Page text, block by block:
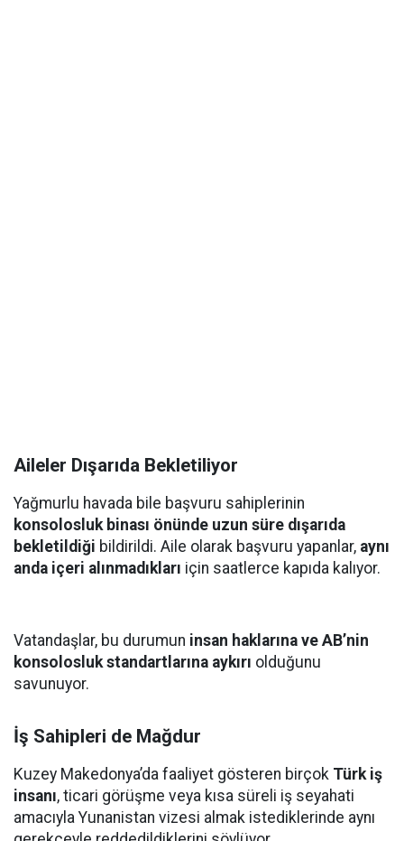
Aileler Dışarıda Bekletiliyor
Yağmurlu havada bile başvuru sahiplerinin
konsolosluk binası önünde uzun süre dışarıda
bekletildiği bildirildi. Aile olarak başvuru yapanlar, aynı
anda içeri alınmadıkları için saatlerce kapıda kalıyor.
Vatandaşlar, bu durumun insan haklarına ve AB’nin
konsolosluk standartlarına aykırı olduğunu
savunuyor.
İş Sahipleri de Mağdur
Kuzey Makedonya’da faaliyet gösteren birçok Türk iş
insanı, ticari görüşme veya kısa süreli iş seyahati
amacıyla Yunanistan vizesi almak istediklerinde aynı